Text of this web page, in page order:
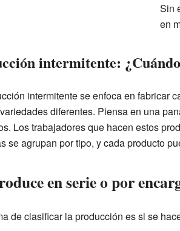
Sin
en
intermitente:
intermitente se enfoca en fabricar
diferentes. Piensa en una
Los trabajadores que hacen estos
se agrupan por tipo, y cada producto
en serie o por
de clasificar la producción es si se